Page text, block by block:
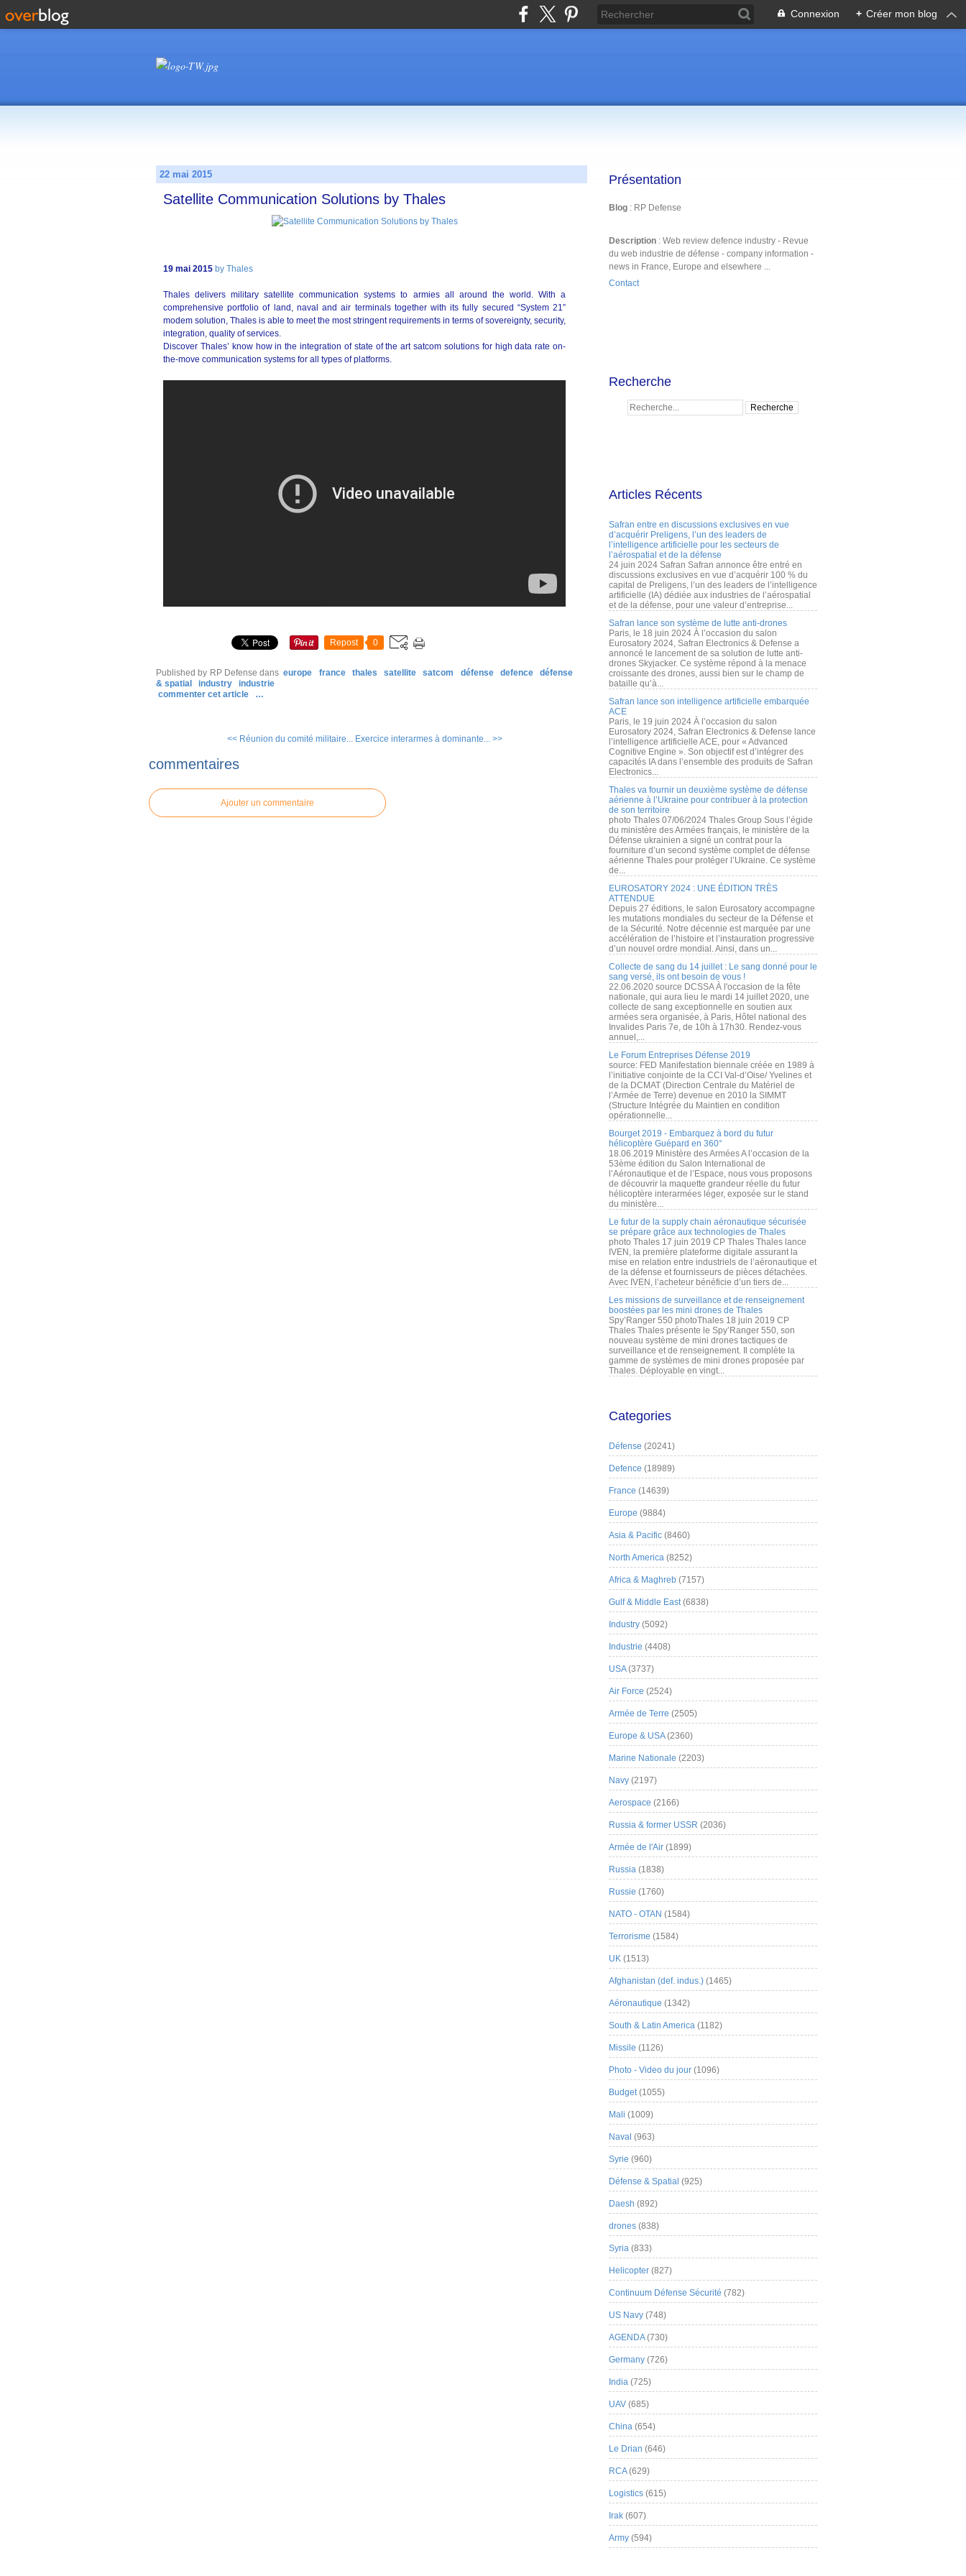
Connexion + Créer mon blog
22 mai 2015
Satellite Communication Solutions by Thales
19 mai 2015 by Thales
Thales delivers military satellite communication systems to armies all around the world. With a
comprehensive portfolio of land, naval and air terminals together with its fully secured “System 21”
modem solution, Thales is able to meet the most stringent requirements in terms of sovereignty, security,
integration, quality of services.
Discover Thales’ know how in the integration of state of the art satcom solutions for high data rate on-
the-move communication systems for all types of platforms.
Repost 0
Published by RP Defense dans europe france thales satellite satcom défense defence
défense
& spatial
industry
industrie
commenter cet article
…
<< Réunion du comité militaire... Exercice interarmes à dominante... >>
commentaires
Ajouter un commentaire
Présentation
Blog : RP Defense
Description : Web review defence industry - Revue
du web industrie de défense - company information -
news in France, Europe and elsewhere ...
Contact
Recherche
Articles Récents
Safran entre en discussions exclusives en vue
d’acquérir Preligens, l’un des leaders de
l’intelligence artificielle pour les secteurs de
l’aérospatial et de la défense
24 juin 2024 Safran Safran annonce être entré en
discussions exclusives en vue d’acquérir 100 % du
capital de Preligens, l’un des leaders de l’intelligence
artificielle (IA) dédiée aux industries de l’aérospatial
et de la défense, pour une valeur d’entreprise...
Safran lance son système de lutte anti-drones
Paris, le 18 juin 2024 À l’occasion du salon
Eurosatory 2024, Safran Electronics & Defense a
annoncé le lancement de sa solution de lutte anti-
drones Skyjacker. Ce système répond à la menace
croissante des drones, aussi bien sur le champ de
bataille qu’à...
Safran lance son intelligence artificielle embarquée
ACE
Paris, le 19 juin 2024 À l’occasion du salon
Eurosatory 2024, Safran Electronics & Defense lance
l’intelligence artificielle ACE, pour « Advanced
Cognitive Engine ». Son objectif est d’intégrer des
capacités IA dans l’ensemble des produits de Safran
Electronics...
Thales va fournir un deuxième système de défense
aérienne à l’Ukraine pour contribuer à la protection
de son territoire
photo Thales 07/06/2024 Thales Group Sous l’égide
du ministère des Armées français, le ministère de la
Défense ukrainien a signé un contrat pour la
fourniture d’un second système complet de défense
aérienne Thales pour protéger l’Ukraine. Ce système
de...
EUROSATORY 2024 : UNE ÉDITION TRÈS
ATTENDUE
Depuis 27 éditions, le salon Eurosatory accompagne
les mutations mondiales du secteur de la Défense et
de la Sécurité. Notre décennie est marquée par une
accélération de l’histoire et l’instauration progressive
d’un nouvel ordre mondial. Ainsi, dans un...
Collecte de sang du 14 juillet : Le sang donné pour le
sang versé, ils ont besoin de vous !
22.06.2020 source DCSSA À l'occasion de la fête
nationale, qui aura lieu le mardi 14 juillet 2020, une
collecte de sang exceptionnelle en soutien aux
armées sera organisée, à Paris, Hôtel national des
Invalides Paris 7e, de 10h à 17h30. Rendez-vous
annuel,...
Le Forum Entreprises Défense 2019
source: FED Manifestation biennale créée en 1989 à
l’initiative conjointe de la CCI Val-d’Oise/ Yvelines et
de la DCMAT (Direction Centrale du Matériel de
l’Armée de Terre) devenue en 2010 la SIMMT
(Structure Intégrée du Maintien en condition
opérationnelle...
Bourget 2019 - Embarquez à bord du futur
hélicoptère Guépard en 360°
18.06.2019 Ministère des Armées A l’occasion de la
53ème édition du Salon International de
l’Aéronautique et de l’Espace, nous vous proposons
de découvrir la maquette grandeur réelle du futur
hélicoptère interarmées léger, exposée sur le stand
du ministère...
Le futur de la supply chain aéronautique sécurisée
se prépare grâce aux technologies de Thales
photo Thales 17 juin 2019 CP Thales Thales lance
IVEN, la première plateforme digitale assurant la
mise en relation entre industriels de l’aéronautique et
de la défense et fournisseurs de pièces détachées.
Avec IVEN, l’acheteur bénéficie d’un tiers de...
Les missions de surveillance et de renseignement
boostées par les mini drones de Thales
Spy’Ranger 550 photoThales 18 juin 2019 CP
Thales Thales présente le Spy’Ranger 550, son
nouveau système de mini drones tactiques de
surveillance et de renseignement. Il complète la
gamme de systèmes de mini drones proposée par
Thales. Déployable en vingt...
Categories
Défense (20241)
Defence (18989)
France (14639)
Europe (9884)
Asia & Pacific (8460)
North America (8252)
Africa & Maghreb (7157)
Gulf & Middle East(6838)
Industry (5092)
Industrie (4408)
USA(3737)
Air Force (2524)
Armée de Terre (2505)
Europe & USA(2360)
Marine Nationale (2203)
Navy (2197)
Aerospace (2166)
Russia & former USSR (2036)
Armée de l'Air (1899)
Russia (1838)
Russie (1760)
NATO - OTAN (1584)
Terrorisme (1584)
UK (1513)
Afghanistan (def. indus.) (1465)
Aéronautique (1342)
South & Latin America (1182)
Missile (1126)
Photo - Video du jour (1096)
Budget(1055)
Mali (1009)
Naval (963)
Syrie (960)
Défense & Spatial (925)
Daesh (892)
drones (838)
Syria (833)
Helicopter (827)
Continuum Défense Sécurité (782)
US Navy (748)
AGENDA(730)
Germany (726)
India (725)
UAV (685)
China (654)
Le Drian (646)
RCA(629)
Logistics (615)
Irak (607)
Army (594)